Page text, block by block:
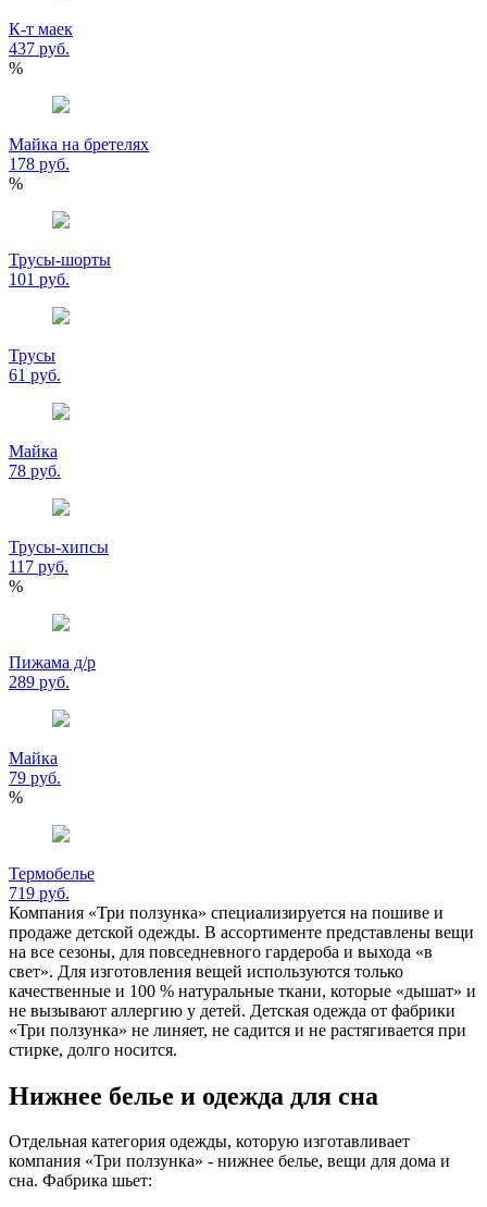
К-т маек
437 руб.
%
Майка на бретелях
178 руб.
%
Трусы-шорты
101 руб.
Трусы
61 руб.
Майка
78 руб.
Трусы-хипсы
117 руб.
%
Пижама д/р
289 руб.
Майка
79 руб.
%
Термобелье
719 руб.
Компания «Три ползунка» специализируется на пошиве и
продаже детской одежды. В ассортименте представлены вещи
на все сезоны, для повседневного гардероба и выхода «в
свет». Для изготовления вещей используются только
качественные и 100 % натуральные ткани, которые «дышат» и
не вызывают аллергию у детей. Детская одежда от фабрики
«Три ползунка» не линяет, не садится и не растягивается при
стирке, долго носится.
Нижнее белье и одежда для сна
Отдельная категория одежды, которую изготавливает
компания «Три ползунка» - нижнее белье, вещи для дома и
сна. Фабрика шьет: